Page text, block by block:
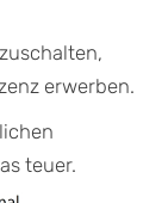
erwerben.
teuer.